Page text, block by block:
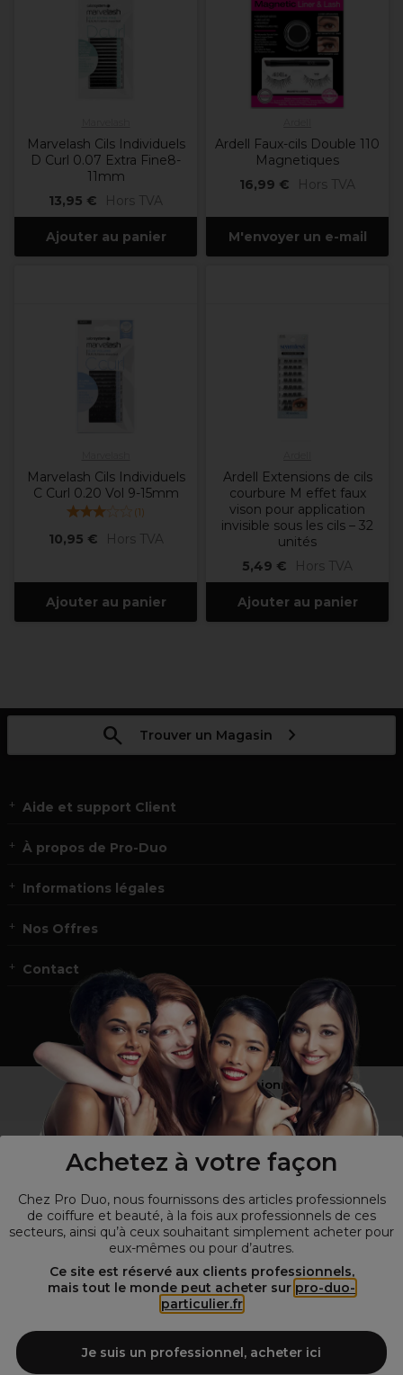
Achetez à votre façon
Chez Pro Duo, nous fournissons des articles professionnels
de coiffure et beauté, à la fois aux professionnels de ces
secteurs, ainsi qu’à ceux souhaitant simplement acheter pour
eux-mêmes ou pour d’autres.
Ce site est réservé aux clients professionnels,
mais tout le monde peut acheter sur pro-duo-
particulier.fr
Je suis un professionnel, acheter ici
Marvelash Cils Individuels
D Curl 0.07 Extra Fine8-
11mm
13,95 €
Hors TVA
Ajouter au panier
Ardell Faux-cils Double 110
Magnetiques
16,99 €
Hors TVA
M'envoyer un e-mail
Marvelash Cils Individuels
C Curl 0.20 Vol 9-15mm
(1)
10,95 € Hors TVA
Ajouter au panier
Ardell Extensions de cils
courbure M effet faux
vison pour application
invisible sous les cils – 32
unités
5,49 €
Hors TVA
Ajouter au panier
Trouver un Magasin
Aide et support Client
À propos de Pro-Duo
Informations légales
Nos Offres
Contact
Vous n’êtes pas un professionnel ?
Visitez notre site pourles particuliers !
© Tous droits réservés © Pro-Duo
Spécialiste de la coiffure et de la beauté, nous vous proposons une
large sélection de produits professionnels pour la coiffure et
l'esthétique autour d'un choix de grandes marques qui font de Pro-